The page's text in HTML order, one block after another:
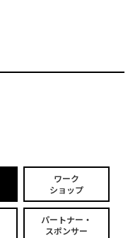
ワーク
ショップ
パートナー・
スポンサー